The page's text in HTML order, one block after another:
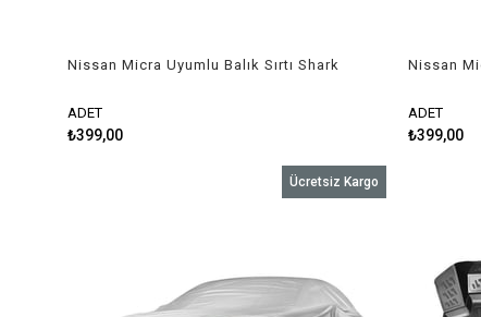
Nissan Micra Uyumlu Balık Sırtı Shark
ADET
₺399,00
Nissan
ADET
₺399,00
Ücretsiz Kargo